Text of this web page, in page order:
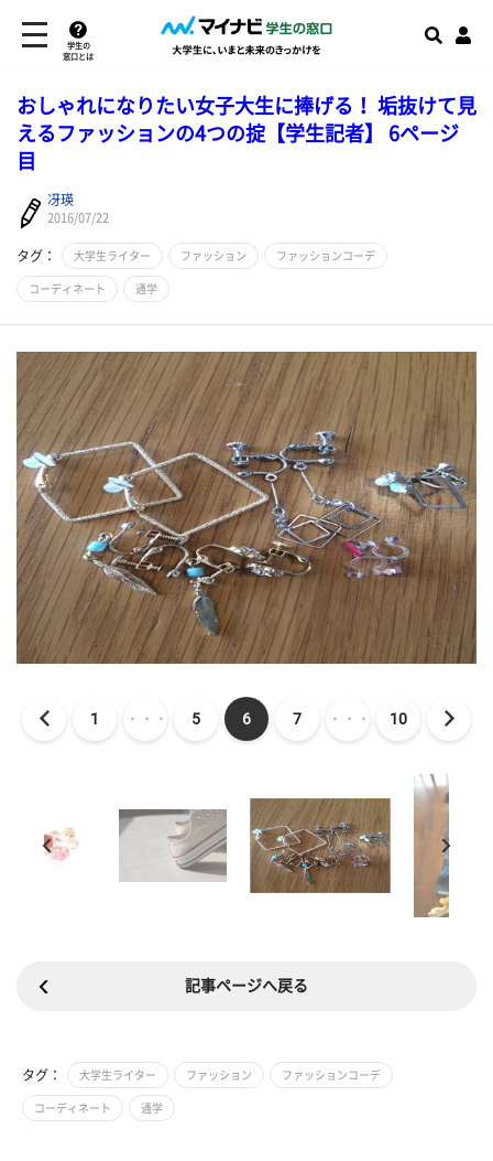
学生の
窓口とは
おしゃれになりたい女子大生に捧げる！ 垢抜けて見
えるファッションの4つの掟【学生記者】 6ページ
目
冴瑛
2016/07/22
タグ： 大学生ライター ファッション ファッションコーデ
コーディネート 通学
1 ・・・ 5 6 7 ・・・ 10
記事ページへ戻る
タグ： 大学生ライター ファッション ファッションコーデ
コーディネート 通学